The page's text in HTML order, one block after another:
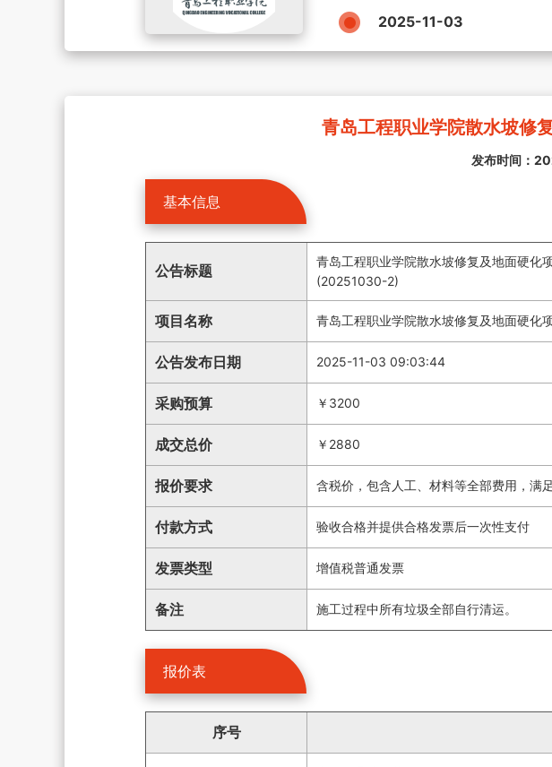
2025-11-03
青岛工程职业学院散水坡
发布时间：
基本信息
公告标题
青岛工程职业学院散水坡修复及地面硬化
(20251030-2)
项目名称 青岛工程职业学院散水坡修复及地面硬化
公告发布日期 2025-11-03 09:03:44
采购预算 ￥3200
成交总价 ￥2880
报价要求 含税价，包含人工、材料等全部费用，满
付款方式 验收合格并提供合格发票后一次性支付
发票类型 增值税普通发票
备注 施工过程中所有垃圾全部自行清运。
报价表
序号